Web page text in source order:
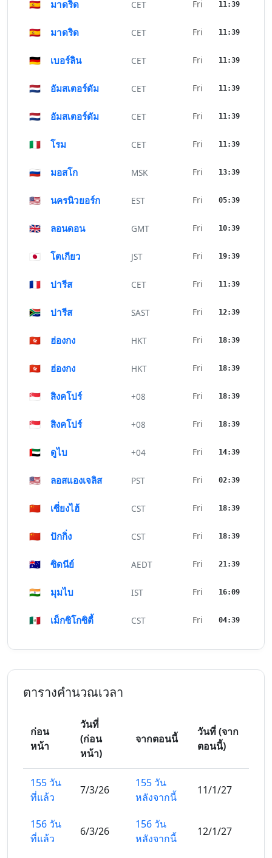
🇪🇸 มาดริด CET Fri 11:39
🇪🇸 มาดริด CET Fri 11:39
🇩🇪 เบอร์ลิน CET Fri 11:39
🇳🇱 อัมสเตอร์ดัม CET Fri 11:39
🇳🇱 อัมสเตอร์ดัม CET Fri 11:39
🇮🇹 โรม CET Fri 11:39
🇷🇺 มอสโก MSK Fri 13:39
🇺🇸 นครนิวยอร์ก EST Fri 05:39
🇬🇧 ลอนดอน GMT Fri 10:39
🇯🇵 โตเกียว JST Fri 19:39
🇫🇷 ปารีส CET Fri 11:39
🇿🇦 ปารีส SAST Fri 12:39
🇭🇰 ฮ่องกง HKT Fri 18:39
🇭🇰 ฮ่องกง HKT Fri 18:39
🇸🇬 สิงคโปร์ +08 Fri 18:39
🇸🇬 สิงคโปร์ +08 Fri 18:39
🇦🇪 ดูไบ +04 Fri 14:39
🇺🇸 ลอสแองเจลิส PST Fri 02:39
🇨🇳 เซี่ยงไฮ้ CST Fri 18:39
🇨🇳 ปักกิ่ง CST Fri 18:39
🇦🇺 ซิดนีย์ AEDT Fri 21:39
🇮🇳 มุมไบ IST Fri 16:09
🇲🇽 เม็กซิโกซิตี้ CST Fri 04:39
ตารางคำนวณเวลา
ก่อน
หน้า
วันที่
(ก่อน
หน้า)
จากตอนนี้
วันที่ (จาก
ตอนนี้)
155 วัน
ที่แล้ว
7/3/26
155 วัน
หลังจากนี้
11/1/27
156 วัน
ที่แล้ว
6/3/26
156 วัน
หลังจากนี้
12/1/27